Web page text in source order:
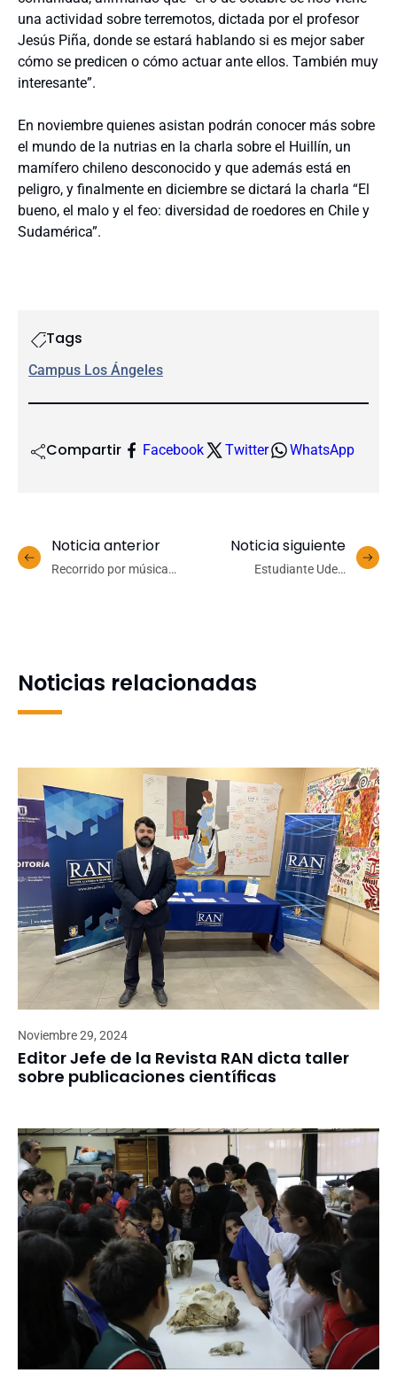
una actividad sobre terremotos, dictada por el profesor
Jesús Piña, donde se estará hablando si es mejor saber
cómo se predicen o cómo actuar ante ellos. También muy
interesante”.
En noviembre quienes asistan podrán conocer más sobre
el mundo de la nutrias en la charla sobre el Huillín, un
mamífero chileno desconocido y que además está en
peligro, y finalmente en diciembre se dictará la charla “El
bueno, el malo y el feo: diversidad de roedores en Chile y
Sudamérica”.
Tags
Campus Los Ángeles
Compartir Facebook Twitter WhatsApp
Noticia anterior
Recorrido por música
Noticia siguiente
Estudiante UdeC
Noticias relacionadas
Noviembre 29, 2024
Editor Jefe de la Revista RAN dicta taller
sobre publicaciones científicas